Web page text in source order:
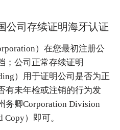
公司存续证明海牙认证
）在您最初注册公
；公司正常存续证明
）用于证明公司是否为正
有未年检或注销的行为发
务卿Corporation Division
）即可。